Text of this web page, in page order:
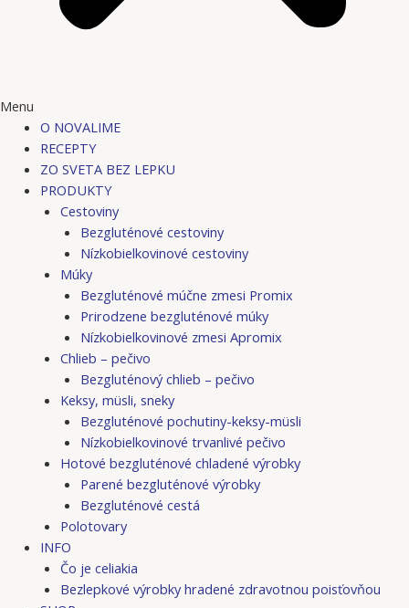
Menu
O NOVALIME
RECEPTY
ZO SVETA BEZ LEPKU
PRODUKTY
Cestoviny
Bezgluténové cestoviny
Nízkobielkovinové cestoviny
Múky
Bezgluténové múčne zmesi Promix
Prirodzene bezgluténové múky
Nízkobielkovinové zmesi Apromix
Chlieb – pečivo
Bezgluténový chlieb – pečivo
Keksy, müsli, sneky
Bezgluténové pochutiny-keksy-müsli
Nízkobielkovinové trvanlivé pečivo
Hotové bezgluténové chladené výrobky
Parené bezgluténové výrobky
Bezgluténové cestá
Polotovary
INFO
Čo je celiakia
Bezlepkové výrobky hradené zdravotnou poisťovňou